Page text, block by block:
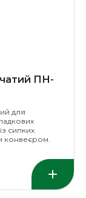
ПН-
для
сипких
конвеєром.